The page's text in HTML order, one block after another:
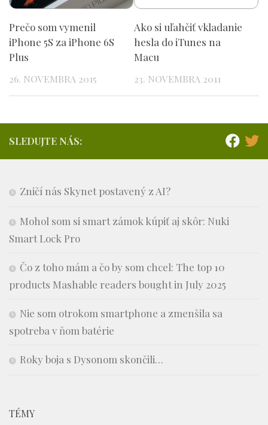
Prečo som vymenil
iPhone 5S za iPhone 6S
Plus
26. NOVEMBRA 2015
Ako si uľahčiť vkladanie
hesla do iTunes na
Macu
23. NOVEMBRA 2011
SLEDUJTE NÁS:
Zničí nás Skynet postavený z AI?
Mohol som si smart zámok kúpiť aj skôr: Nuki
Smart Lock Pro
Čo z toho mám a čo by som chcel: The top 10
products Mashable readers bought in July 2025
Nie som otrokom smartphone a zmenšila sa
spotreba v ňom batérie
Roky boja s Dysonom skončili…
TÉMY